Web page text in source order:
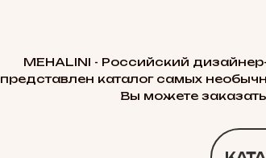
MEHALINI - Российский
представлен каталог самых
Вы можете